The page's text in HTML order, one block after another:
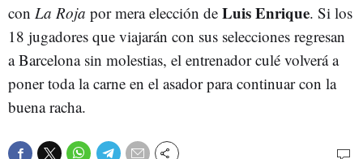
con La Roja por mera elección de Luis Enrique. Si los
18 jugadores que viajarán con sus selecciones regresan
a Barcelona sin molestias, el entrenador culé volverá a
poner toda la carne en el asador para continuar con la
buena racha.